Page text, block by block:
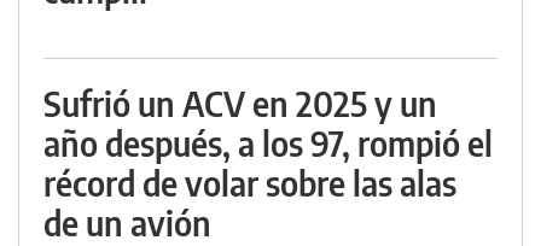
Sufrió un ACV en 2025 y un
año después, a los 97, rompió el
récord de volar sobre las alas
de un avión